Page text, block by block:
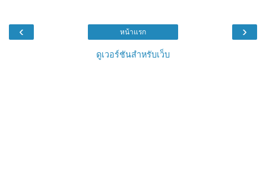
‹ ›
หน้าแรก
ดูเวอร์ชันสำหรับเว็บ